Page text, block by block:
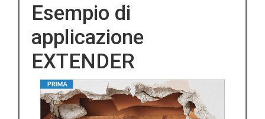
Esempio di
applicazione
EXTENDER